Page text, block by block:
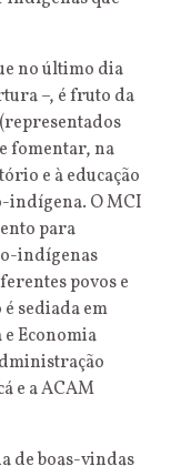
no último dia
–, é fruto da
fomentar, na
e à educação
indígena. O MCI
para
indígenas
povos e
é sediada em
Economia
e a ACAM
de boas-vindas